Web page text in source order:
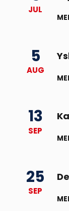
JUL
5
AUG
13
SEP
25
SEP